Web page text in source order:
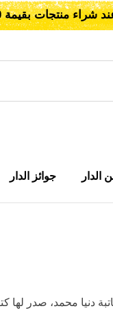
بقيمة 1000 أو أكثر!
الدار جوائز الدار